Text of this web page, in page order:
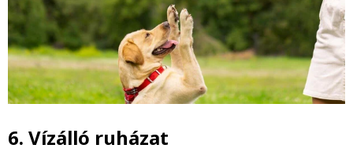
6. Vízálló ruházat